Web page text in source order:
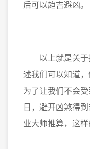
后可以趋吉避凶。
以上就是关于
述我们可以知道，
为了让我们不会
日，避开凶煞得
业大师推算，这样